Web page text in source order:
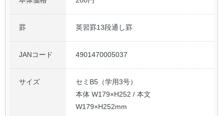
罫 英習罫13段通し罫
JANコード 4901470005037
サイズ
セミB5（学用3号）
本体 W179×H252 / 本文
W179×H252mm